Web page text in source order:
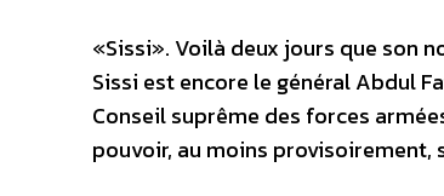
«Sissi». Voilà deux jours que son
Sissi est encore le général Abdul
Conseil suprême des forces
pouvoir, au moins provisoirement,